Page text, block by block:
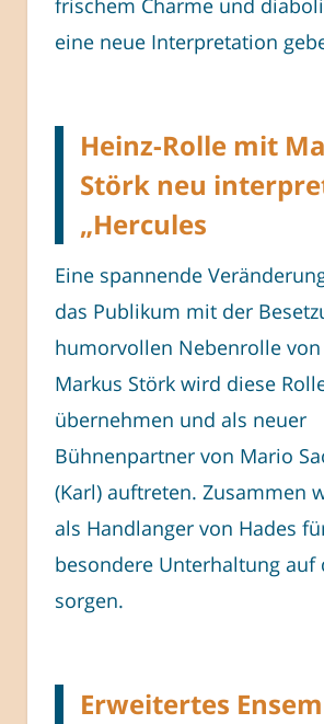
frischem Charme und
eine neue Interpretation
Heinz-Rolle mit
Störk neu
„Hercules
Eine spannende
das Publikum mit der
humorvollen Nebenrolle von
Markus Störk wird diese
übernehmen und als neuer
Bühnenpartner von Mario
(Karl) auftreten. Zusammen
als Handlanger von Hades
besondere Unterhaltung auf
sorgen.
Erweitertes